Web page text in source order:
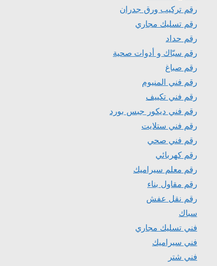
رقم تركيب ورق جدران
رقم تسليك مجاري
رقم حداد
رقم سبّاك و أدوات صحية
رقم صباغ
رقم فني المنيوم
رقم فني تكييف
رقم فني ديكور جبس بورد
رقم فني ستلايت
رقم فني صحي
رقم كهربائي
رقم معلم سيراميك
رقم مقاول بناء
رقم نقل عفش
سباك
فني تسليك مجاري
فني سيراميك
فني شتر